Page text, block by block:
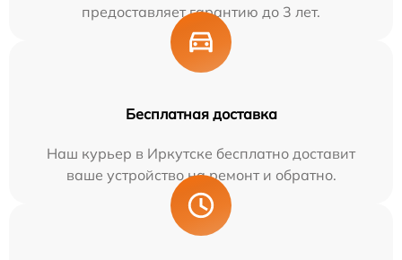
предоставляет гарантию до 3 лет.
Бесплатная доставка
Наш курьер в Иркутске бесплатно доставит
ваше устройство на ремонт и обратно.